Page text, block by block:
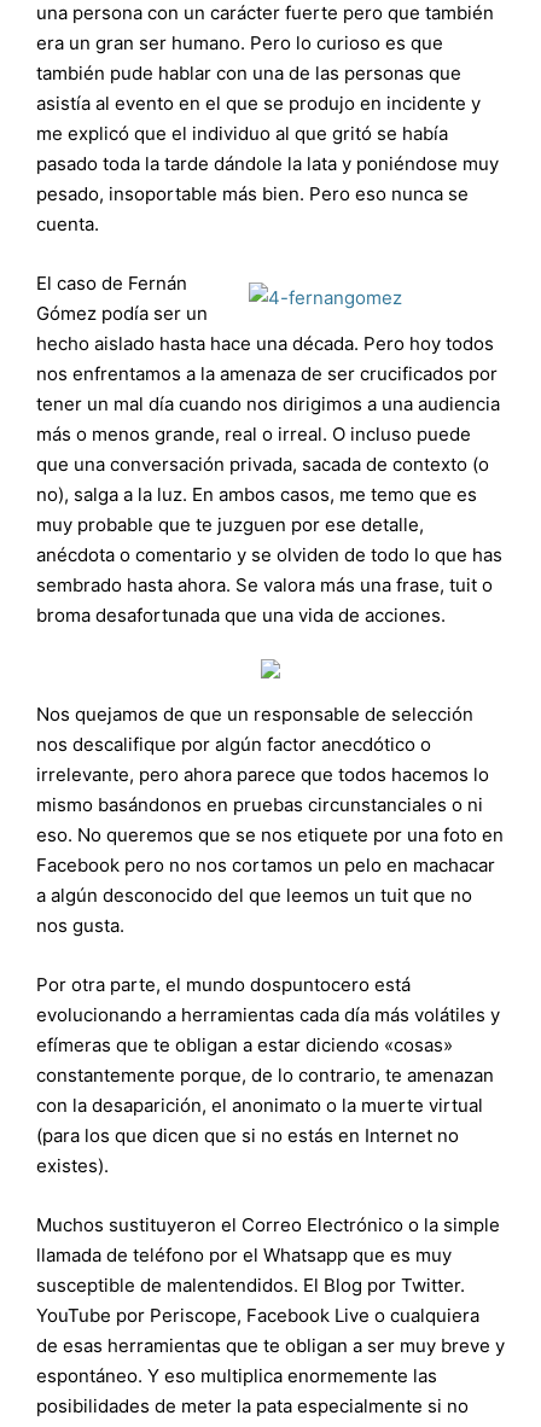
una persona con un carácter fuerte pero que también
era un gran ser humano. Pero lo curioso es que
también pude hablar con una de las personas que
asistía al evento en el que se produjo en incidente y
me explicó que el individuo al que gritó se había
pasado toda la tarde dándole la lata y poniéndose muy
pesado, insoportable más bien. Pero eso nunca se
cuenta.
El caso de Fernán
Gómez podía ser un
hecho aislado hasta hace una década. Pero hoy todos
nos enfrentamos a la amenaza de ser crucificados por
tener un mal día cuando nos dirigimos a una audiencia
más o menos grande, real o irreal. O incluso puede
que una conversación privada, sacada de contexto (o
no), salga a la luz. En ambos casos, me temo que es
muy probable que te juzguen por ese detalle,
anécdota o comentario y se olviden de todo lo que has
sembrado hasta ahora. Se valora más una frase, tuit o
broma desafortunada que una vida de acciones.
Nos quejamos de que un responsable de selección
nos descalifique por algún factor anecdótico o
irrelevante, pero ahora parece que todos hacemos lo
mismo basándonos en pruebas circunstanciales o ni
eso. No queremos que se nos etiquete por una foto en
Facebook pero no nos cortamos un pelo en machacar
a algún desconocido del que leemos un tuit que no
nos gusta.
Por otra parte, el mundo dospuntocero está
evolucionando a herramientas cada día más volátiles y
efímeras que te obligan a estar diciendo «cosas»
constantemente porque, de lo contrario, te amenazan
con la desaparición, el anonimato o la muerte virtual
(para los que dicen que si no estás en Internet no
existes).
Muchos sustituyeron el Correo Electrónico o la simple
llamada de teléfono por el Whatsapp que es muy
susceptible de malentendidos. El Blog por Twitter.
YouTube por Periscope, Facebook Live o cualquiera
de esas herramientas que te obligan a ser muy breve y
espontáneo. Y eso multiplica enormemente las
posibilidades de meter la pata especialmente si no